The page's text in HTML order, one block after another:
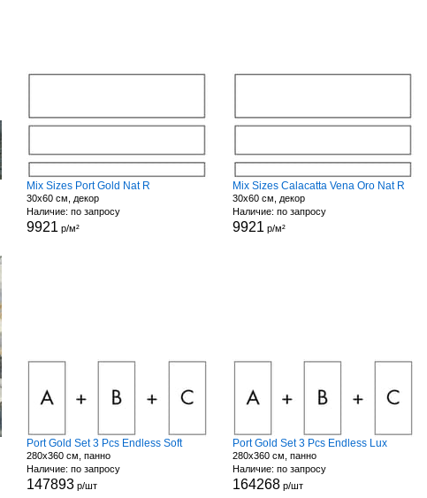
Mix Sizes Port Gold Nat R
30x60 см, декор
Наличие: по запросу
9921 р/м²
Mix Sizes Calacatta Vena Oro Nat R
30x60 см, декор
Наличие: по запросу
9921 р/м²
Port Gold Set 3 Pcs Endless Soft
280x360 см, панно
Наличие: по запросу
147893р/шт
Port Gold Set 3 Pcs Endless Lux
280x360 см, панно
Наличие: по запросу
164268р/шт